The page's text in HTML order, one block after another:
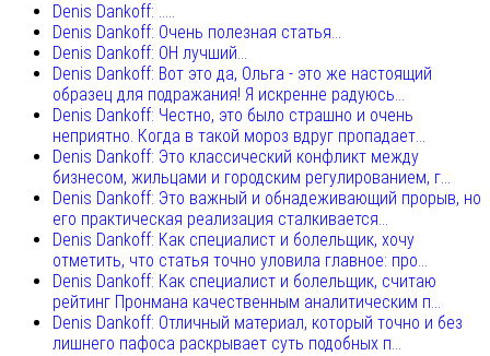
Denis Dankoff: .....
Denis Dankoff: Очень полезная статья...
Denis Dankoff: ОН лучший...
Denis Dankoff: Вот это да, Ольга - это же настоящий
образец для подражания! Я искренне радуюсь...
Denis Dankoff: Честно, это было страшно и очень
неприятно. Когда в такой мороз вдруг пропадает...
Denis Dankoff: Это классический конфликт между
бизнесом, жильцами и городским регулированием, г...
Denis Dankoff: Это важный и обнадеживающий прорыв, но
его практическая реализация сталкивается...
Denis Dankoff: Как специалист и болельщик, хочу
отметить, что статья точно уловила главное: про...
Denis Dankoff: Как специалист и болельщик, считаю
рейтинг Пронмана качественным аналитическим п...
Denis Dankoff: Отличный материал, который точно и без
лишнего пафоса раскрывает суть подобных п...